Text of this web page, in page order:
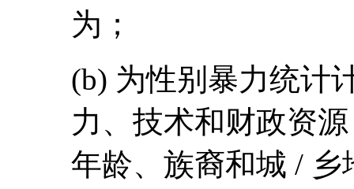
为；
(b) 为性别暴力统计
力、技术和财政资
年龄、族裔和城 /